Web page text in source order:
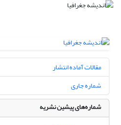
مقالات آماده انتشار
شماره جاری
شماره‌های پیشین نشریه